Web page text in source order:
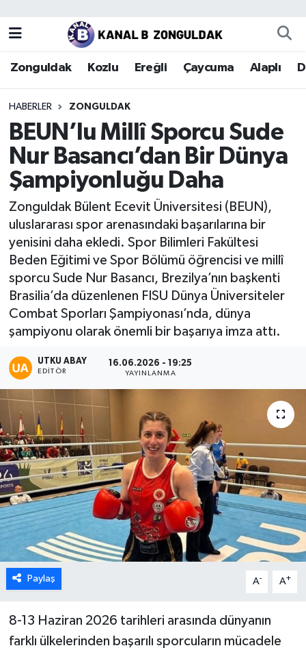
Zonguldak Kozlu Ereğli Çaycuma Alaplı
HABERLER ZONGULDAK
BEUN’lu Millî Sporcu Sude
Nur Basancı’dan Bir Dünya
Şampiyonluğu Daha
Zonguldak Bülent Ecevit Üniversitesi (BEUN),
uluslararası spor arenasındaki başarılarına bir
yenisini daha ekledi. Spor Bilimleri Fakültesi
Beden Eğitimi ve Spor Bölümü öğrencisi ve millî
sporcu Sude Nur Basancı, Brezilya’nın başkenti
Brasilia’da düzenlenen FISU Dünya Üniversiteler
Combat Sporları Şampiyonası’nda, dünya
şampiyonu olarak önemli bir başarıya imza attı.
UTKU ABAY
EDITÖR
16.06.2026 - 19:25
YAYINLANMA
Paylaş A- A+
8-13 Haziran 2026 tarihleri arasında dünyanın
farklı ülkelerinden başarılı sporcuların mücadele
Zonguldak
Kozlu
Ereğli
Çaycuma
Alaplı
Devrek
Gökçebey
Bartın
Karabük
Spor
Ulusal
Zonguldak Nöbetçi Eczaneler
Zonguldak Hava Durumu
Zonguldak Trafik Yoğunluk Haritası
Puan Durumu ve Fikstür
Tüm Manşetler
Son Dakika Haberleri
Haber Arşivi